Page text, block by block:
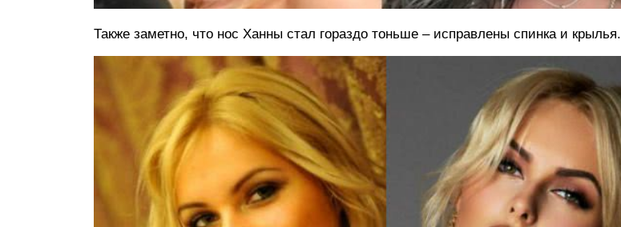
Также заметно, что нос Ханны стал гораздо тоньше – исправлены спинка и крылья.